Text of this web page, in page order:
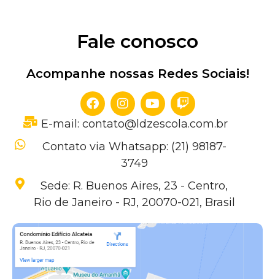
Fale conosco
Acompanhe nossas Redes Sociais!
E-mail: contato@ldzescola.com.br
Contato via Whatsapp: (21) 98187-
3749
Sede: R. Buenos Aires, 23 - Centro,
Rio de Janeiro - RJ, 20070-021, Brasil